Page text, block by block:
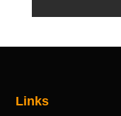
Links